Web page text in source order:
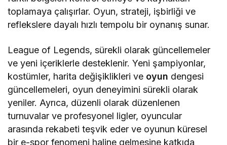
toplamaya çalışırlar. Oyun, strateji, işbirliği ve
reflekslere dayalı hızlı tempolu bir oynanış sunar.
League of Legends, sürekli olarak güncellemeler
ve yeni içeriklerle desteklenir. Yeni şampiyonlar,
kostümler, harita değişiklikleri ve oyun dengesi
güncellemeleri, oyun deneyimini sürekli olarak
yeniler. Ayrıca, düzenli olarak düzenlenen
turnuvalar ve profesyonel ligler, oyuncular
arasında rekabeti teşvik eder ve oyunun küresel
bir e-spor fenomeni haline gelmesine katkıda